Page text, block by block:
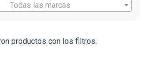
Todas las marcas
productos con los filtros.